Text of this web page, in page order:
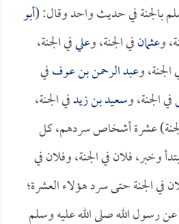
بالجنة في حديث واحد وقال: (أبو
وعثمانفي الجنة، وعليفي الجنة،
الجنة، وعبد الرحمن بن عوففي
في الجنة، وسعيد بن زيدفي الجنة،
عشرة أشخاص سردهم، كل
وخبر، فلان في الجنة، وفلان في
في الجنة حتى سرد هؤلاء العشرة؛
رسول الله صلى الله عليه وسلم